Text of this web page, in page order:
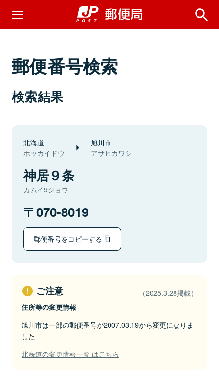
郵便番号検索
検索結果
北海道
ホッカイドウ
旭川市
アサヒカワシ
神居９条
カムイ9ジョウ
070-8019
郵便番号をコピーする
ご注意 （2025.3.28掲載）
住所等の変更情報
旭川市は一部の郵便番号が2007.03.19から変更になりま
した
北海道の変更情報一覧 はこちら